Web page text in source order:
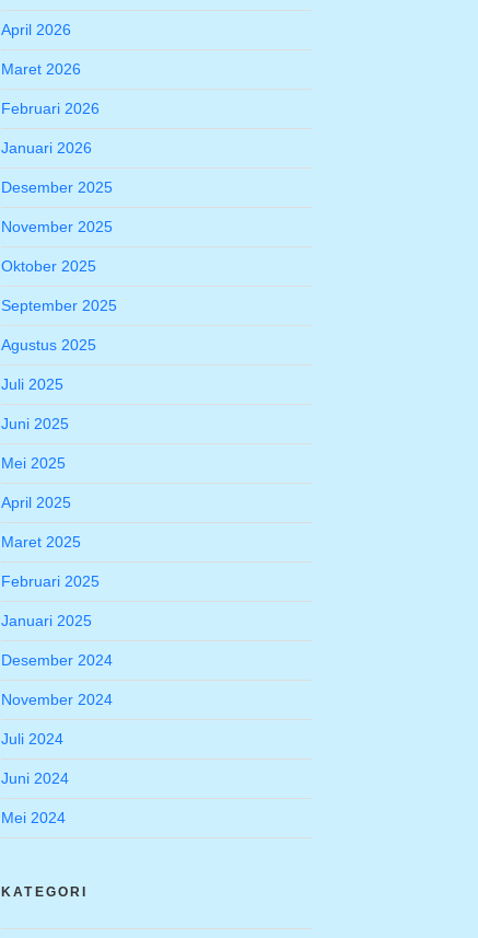
April 2026
Maret 2026
Februari 2026
Januari 2026
Desember 2025
November 2025
Oktober 2025
September 2025
Agustus 2025
Juli 2025
Juni 2025
Mei 2025
April 2025
Maret 2025
Februari 2025
Januari 2025
Desember 2024
November 2024
Juli 2024
Juni 2024
Mei 2024
KATEGORI